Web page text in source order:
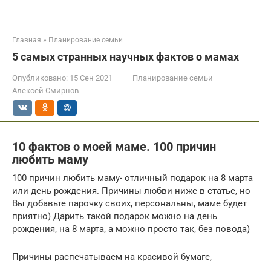
Главная » Планирование семьи
5 самых странных научных фактов о мамах
Опубликовано: 15 Сен 2021
Планирование семьи
Алексей Смирнов
10 фактов о моей маме. 100 причин
любить маму
100 причин любить маму- отличный подарок на 8 марта
или день рождения. Причины любви ниже в статье, но
Вы добавьте парочку своих, персональны, маме будет
приятно) Дарить такой подарок можно на день
рождения, на 8 марта, а можно просто так, без повода)
Причины распечатываем на красивой бумаге,